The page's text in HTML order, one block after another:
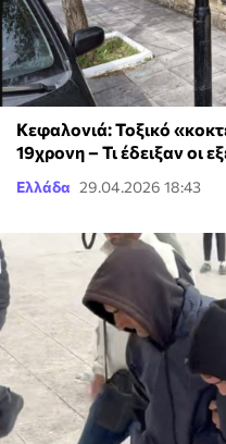
Κεφαλονιά: Τοξικό
19χρονη – Τι έδειξαν οι
Ελλάδα 29.04.2026 18:43